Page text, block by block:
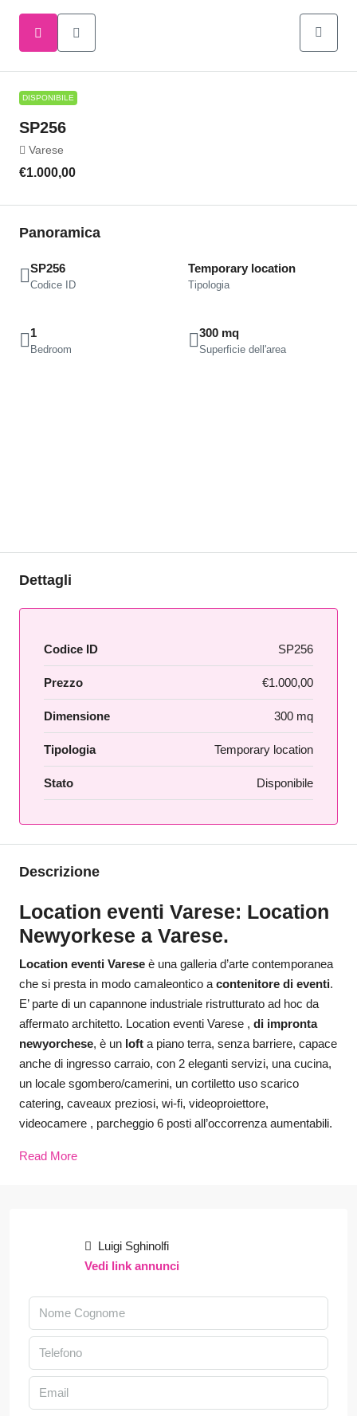
DISPONIBILE
SP256
Varese
€1.000,00
Panoramica
SP256
Codice ID
Temporary location
Tipologia
1
Bedroom
300 mq
Superficie dell'area
Dettagli
Codice ID SP256
Prezzo €1.000,00
Dimensione 300 mq
Tipologia Temporary location
Stato Disponibile
Descrizione
Location eventi Varese: Location
Newyorkese a Varese.
Location eventi Varese è una galleria d’arte contemporanea
che si presta in modo camaleontico a contenitore di eventi.
E’ parte di un capannone industriale ristrutturato ad hoc da
affermato architetto. Location eventi Varese , di impronta
newyorchese, è un loft a piano terra, senza barriere, capace
anche di ingresso carraio, con 2 eleganti servizi, una cucina,
un locale sgombero/camerini, un cortiletto uso scarico
catering, caveaux preziosi, wi-fi, videoproiettore,
videocamere , parcheggio 6 posti all’occorrenza aumentabili.
Read More
Luigi Sghinolfi
Vedi link annunci